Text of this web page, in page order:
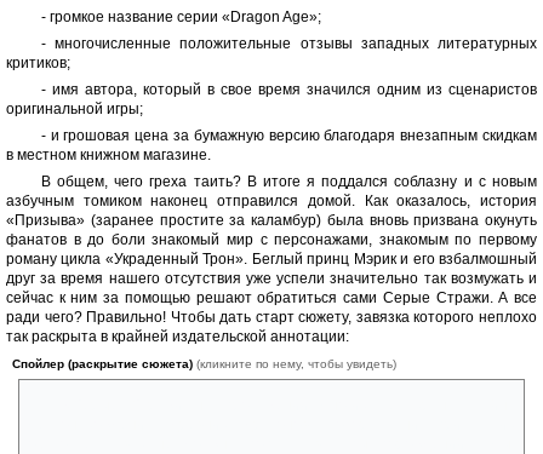
- громкое название серии «Dragon Age»;
- многочисленные положительные отзывы западных литературных
критиков;
- имя автора, который в свое время значился одним из сценаристов
оригинальной игры;
- и грошовая цена за бумажную версию благодаря внезапным скидкам
в местном книжном магазине.
В общем, чего греха таить? В итоге я поддался соблазну и с новым
азбучным томиком наконец отправился домой. Как оказалось, история
«Призыва» (заранее простите за каламбур) была вновь призвана окунуть
фанатов в до боли знакомый мир с персонажами, знакомым по первому
роману цикла «Украденный Трон». Беглый принц Мэрик и его взбалмошный
друг за время нашего отсутствия уже успели значительно так возмужать и
сейчас к ним за помощью решают обратиться сами Серые Стражи. А все
ради чего? Правильно! Чтобы дать старт сюжету, завязка которого неплохо
так раскрыта в крайней издательской аннотации:
Спойлер (раскрытие сюжета) (кликните по нему, чтобы увидеть)